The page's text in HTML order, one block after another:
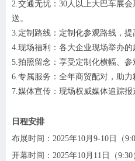
2.交通无忧：30人以上大巴车展
送。
3.定制路线：定制化参观路线，
4.现场福利：各大企业现场举办的
5.拍照留念：享受定制化横幅、参
6.专属服务：全年商贸配对，助力
7.媒体宣传：现场权威媒体追踪报
日程安排
布展时间： 2025年10月 9-10 日（
开幕时间： 2025年10月 11 日（9:30